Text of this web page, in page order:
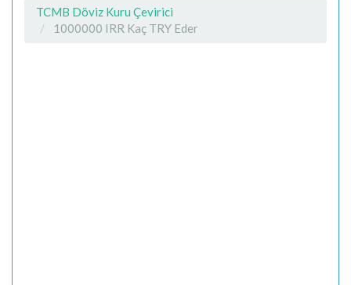
TCMB Döviz Kuru Çevirici
1000000 IRR Kaç TRY Eder